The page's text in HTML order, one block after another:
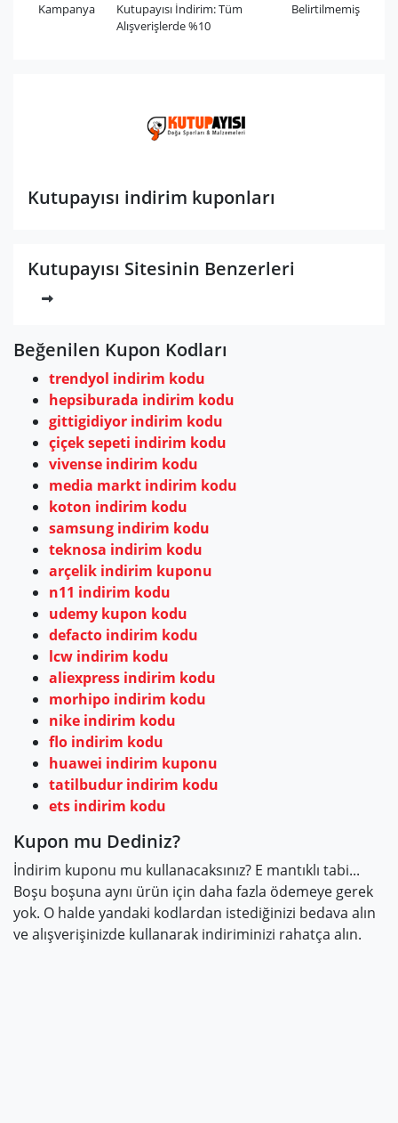
Kampanya
Kutupayısı İndirim: Tüm
Alışverişlerde %10
Belirtilmemiş
Kutupayısı indirim kuponları
Kutupayısı Sitesinin Benzerleri
Beğenilen Kupon Kodları
trendyol indirim kodu
hepsiburada indirim kodu
gittigidiyor indirim kodu
çiçek sepeti indirim kodu
vivense indirim kodu
media markt indirim kodu
koton indirim kodu
samsung indirim kodu
teknosa indirim kodu
arçelik indirim kuponu
n11 indirim kodu
udemy kupon kodu
defacto indirim kodu
lcw indirim kodu
aliexpress indirim kodu
morhipo indirim kodu
nike indirim kodu
flo indirim kodu
huawei indirim kuponu
tatilbudur indirim kodu
ets indirim kodu
Kupon mu Dediniz?
İndirim kuponu mu kullanacaksınız? E mantıklı tabi...
Boşu boşuna aynı ürün için daha fazla ödemeye gerek
yok. O halde yandaki kodlardan istediğinizi bedava alın
ve alışverişinizde kullanarak indiriminizi rahatça alın.